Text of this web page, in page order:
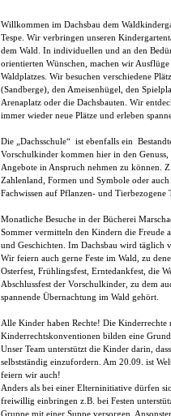
Willkommen im Dachsbau dem
Tespe. Wir verbringen unseren
dem Wald. In individuellen und an den
orientierten Wünschen, machen wir
Waldplatzes. Wir besuchen verschiedene
(Sandberge), den Ameisenhügel, den
Arenaplatz oder die Dachsbauten. Wir
immer wieder neue Plätze und erleben
Die „Dachsschule“ ist ebenfalls ein
Vorschulkinder kommen hier in den Genuss,
Angebote in Anspruch nehmen zu können.
Zahlenland, Formen und Symbole oder
Fachwissen auf Pflanzen- und Tierbezogene
Monatliche Besuche in der Bücherei
Sommer vermitteln den Kindern die Freude
und Geschichten. Im Dachsbau wird täglich
Wir feiern auch gerne Feste im Wald, zu
Osterfest, Frühlingsfest, Erntedankfest, die
Abschlussfest der Vorschulkinder, zu dem
spannende Übernachtung im Wald gehört.
Alle Kinder haben Rechte! Die Kinderrechte
Kinderrechtskonventionen bilden eine
Unser Team unterstützt die Kinder darin,
selbstständig einzufordern. Am 20.09. ist
feiern wir auch!
Anders als bei einer Elterninitiative dürfen
freiwillig einbringen z.B. bei Festen
Gruppe mit einer Suppe versorgen.